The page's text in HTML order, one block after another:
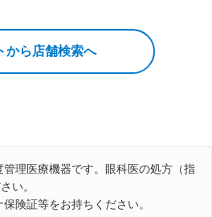
から店舗検索へ
理医療機器です。眼科医の処方（指
い。
険証等をお持ちください。